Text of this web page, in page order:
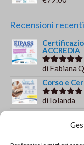
Recensioni recenti
ACCREDIA
Valutato5
di Fabiana
Corso e
Valutato5
su 5
di Iolanda
EIPASS
Valutato